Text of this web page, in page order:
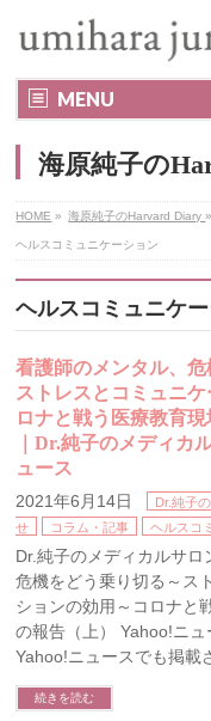
MENU
海原純子の
HOME » 海原純子のHarvard Diary»
ヘルスコミュニケーション
ヘルスコミュニケ
看護師のメンタル、
ストレスとコミュニ
ロナと戦う医療教育現
｜Dr.純子のメディカ
ュース
2021年6月14日 Dr.純子
せ
コラム・記事 ヘルスコ
Dr.純子のメディカルサロ
危機をどう乗り切る～ス
ションの効用～コロナと
の報告（上） Yahoo!ニ
Yahoo!ニュースでも掲載
続きを読む